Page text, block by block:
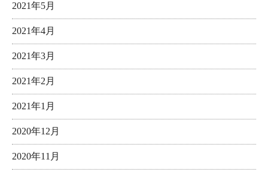
2021年5月
2021年4月
2021年3月
2021年2月
2021年1月
2020年12月
2020年11月